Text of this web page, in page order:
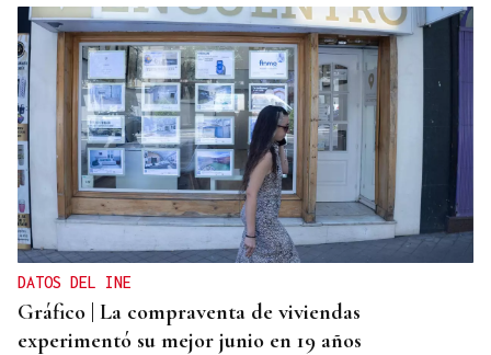
DATOS DEL INE
Gráfico | La compraventa de viviendas
experimentó su mejor junio en 19 años